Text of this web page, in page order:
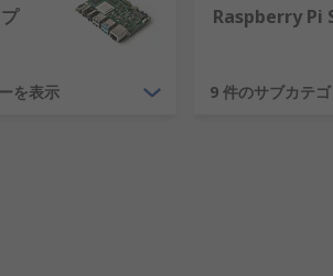
3B+ 以上を大量購入向けに各種のパ
を表示
Raspberry Pi
9 件のサブカテ